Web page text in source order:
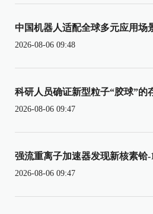
中国机器人适配全球多元应用场
2026-08-06 09:48
科研人员确证新型粒子“胶球”的
2026-08-06 09:47
强流重离子加速器发现新核素铪-
2026-08-06 09:47